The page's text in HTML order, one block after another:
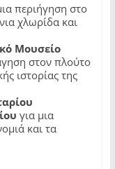
περιήγηση στο
χλωρίδα και
Μουσείο
στον πλούτο
ιστορίας της
για μια
και τα